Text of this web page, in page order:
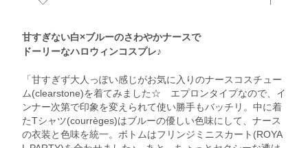
甘すぎない白×ブルーのさわやかナースで
ドーリーなハロウィンコスプレ♪
「甘すぎず大人っぽい感じがお気に入りのナースコスチュー
ム(clearstone)を着てみました☆ エプロンタイプなので、イ
ンナー次第で印象を変えられて使い勝手もバッチリ。中に着
たTシャツ(courrèges)はブルーの優しい色味にして、ナース
の衣装と色味を統一。ボトムはフリンジミニスカート(ROYA